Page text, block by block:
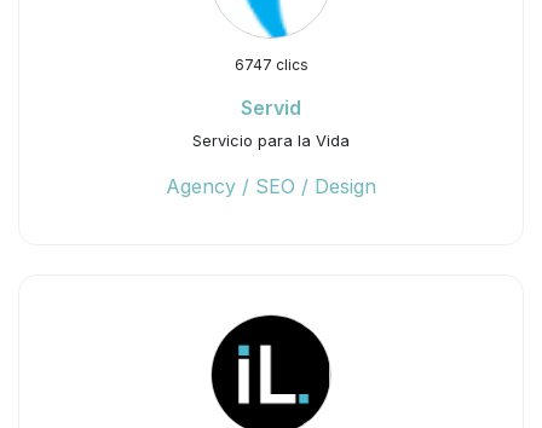
6747 clics
Servid
Servicio para la Vida
Agency / SEO / Design